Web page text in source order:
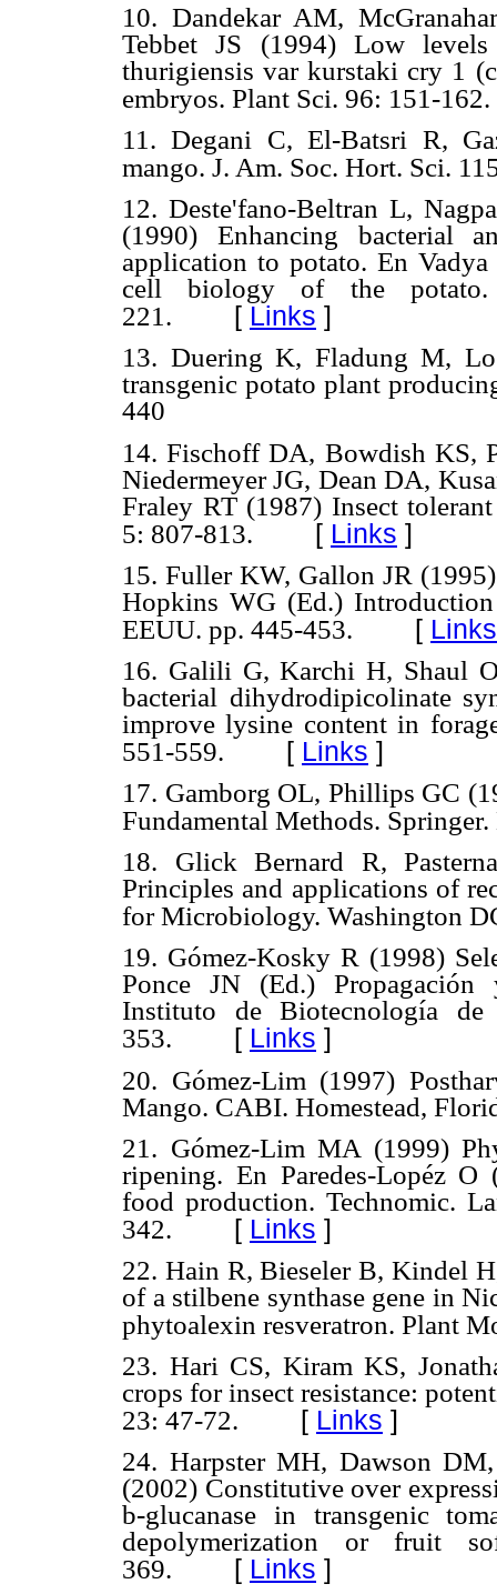
10. Dandekar AM,
Tebbet JS (1994) Low
thurigiensis var kurstaki cry 1
embryos. Plant Sci. 96: 151-162.
11. Degani C, El-Batsri R,
mango. J. Am. Soc. Hort. Sci.
12. Deste'fano-Beltran L,
(1990) Enhancing bacterial
application to potato. En
cell biology of the
221. [ Links ]
13. Duering K, Fladung M,
transgenic potato plant
440
14. Fischoff DA, Bowdish KS,
Niedermeyer JG, Dean DA,
Fraley RT (1987) Insect
5: 807-813. [ Links ]
15. Fuller KW, Gallon JR
Hopkins WG (Ed.)
EEUU. pp. 445-453. [ Links
16. Galili G, Karchi H, Shaul
bacterial dihydrodipicolinate
improve lysine content in
551-559. [ Links ]
17. Gamborg OL, Phillips GC
Fundamental Methods.
18. Glick Bernard R,
Principles and applications of
for Microbiology. Washington
19. Gómez-Kosky R (1998)
Ponce JN (Ed.)
Instituto de Biotecnología
353. [ Links ]
20. Gómez-Lim (1997)
Mango. CABI. Homestead,
21. Gómez-Lim MA (1999)
ripening. En Paredes-Lopéz
food production. Technomic.
342. [ Links ]
22. Hain R, Bieseler B, Kindel
of a stilbene synthase gene in
phytoalexin resveratron. Plant
23. Hari CS, Kiram KS,
crops for insect resistance:
23: 47-72. [ Links ]
24. Harpster MH, Dawson
(2002) Constitutive over
b-glucanase in transgenic
depolymerization or fruit
369. [ Links ]